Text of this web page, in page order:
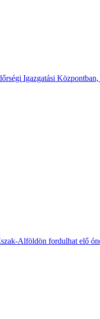
Igazgatási
Alföldön fordulhat elő